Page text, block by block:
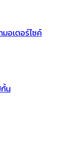
อเตอร์ไซค์
น